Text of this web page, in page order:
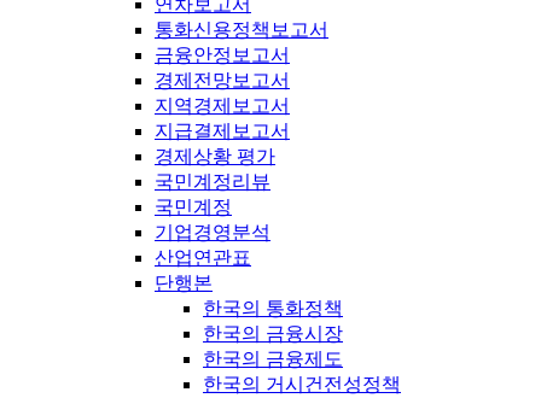
연차보고서
통화신용정책보고서
금융안정보고서
경제전망보고서
지역경제보고서
지급결제보고서
경제상황 평가
국민계정리뷰
국민계정
기업경영분석
산업연관표
단행본
한국의 통화정책
한국의 금융시장
한국의 금융제도
한국의 거시건전성정책